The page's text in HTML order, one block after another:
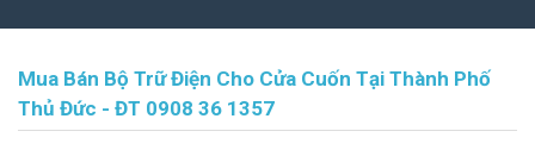
Mua Bán Bộ Trữ Điện Cho Cửa Cuốn Tại Thành Phố
Thủ Đức - ĐT 0908 36 1357